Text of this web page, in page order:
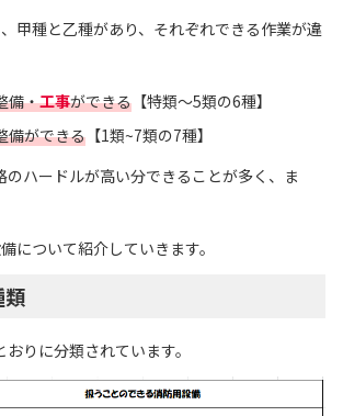
甲種と乙種があり、それぞれできる作業が違
備・工事ができる【特類～5類の6種】
備ができる【1類~7類の7種】
のハードルが高い分できることが多く、ま
について紹介していきます。
類
りに分類されています。